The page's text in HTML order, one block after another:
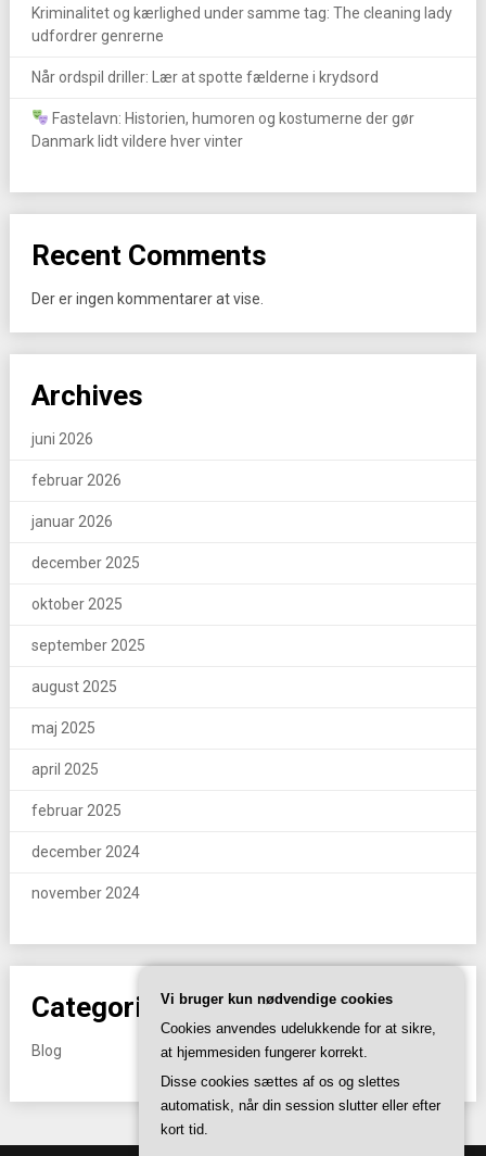
Kriminalitet og kærlighed under samme tag: The cleaning lady
udfordrer genrerne
Når ordspil driller: Lær at spotte fælderne i krydsord
Fastelavn: Historien, humoren og kostumerne der gør
Danmark lidt vildere hver vinter
Recent Comments
Der er ingen kommentarer at vise.
Archives
juni 2026
februar 2026
januar 2026
december 2025
oktober 2025
september 2025
august 2025
maj 2025
april 2025
februar 2025
december 2024
november 2024
Categories
Blog
Vi bruger kun nødvendige cookies
Cookies anvendes udelukkende for at sikre,
at hjemmesiden fungerer korrekt.
Disse cookies sættes af os og slettes
automatisk, når din session slutter eller efter
kort tid.